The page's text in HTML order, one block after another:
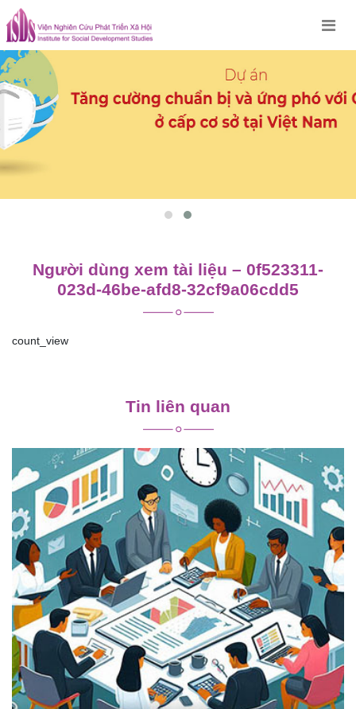
Skip
to
content
Người dùng xem tài liệu – 0f523311-
023d-46be-afd8-32cf9a06cdd5
count_view
viết
Tin liên quan